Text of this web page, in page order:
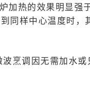
加热的效果明显强
同样中心温度时，
烹调因无需加水或